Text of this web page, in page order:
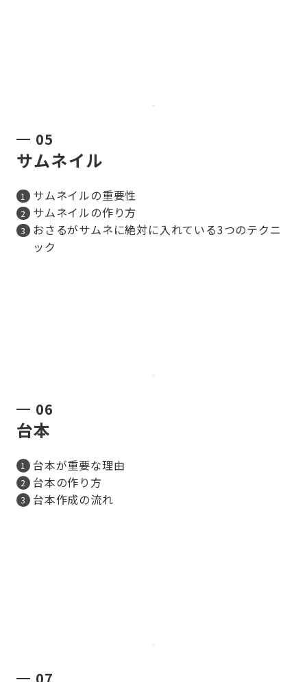
05
サムネイル
サムネイルの重要性
サムネイルの作り方
おさるがサムネに絶対に入れている3つのテクニ
ック
06
台本
台本が重要な理由
台本の作り方
台本作成の流れ